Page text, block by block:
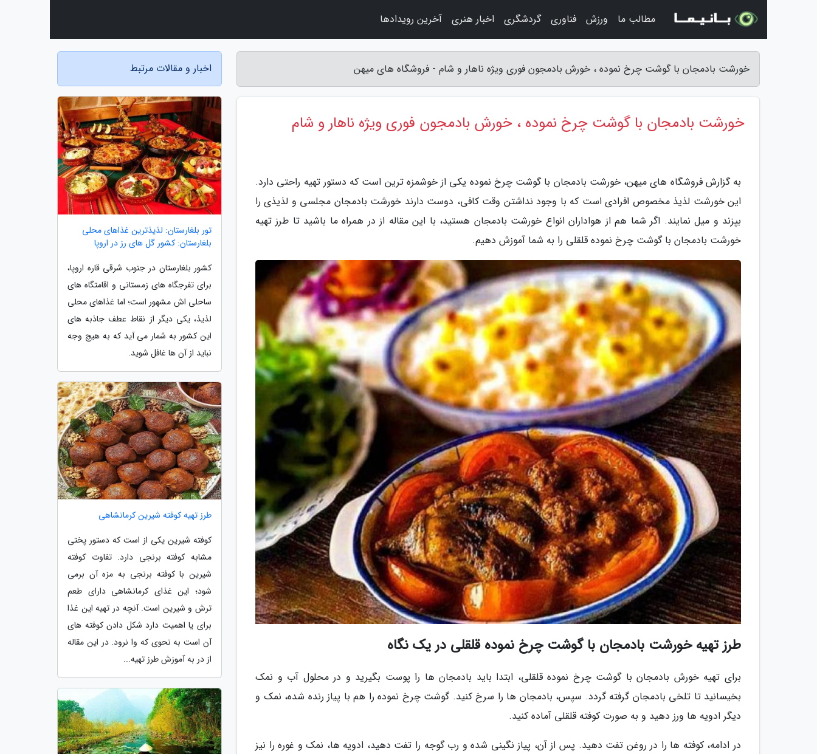
خورشت بادمجان با گوشت چرخ نموده ، خورش بادمجون فوری ویژه ناهار و شام - فروشگاه های میهن
خورشت بادمجان با گوشت چرخ نموده ، خورش بادمجون فوری ویژه ناهار و شام
به گزارش فروشگاه های میهن، خورشت بادمجان با گوشت چرخ نموده یکی از خوشمزه ترین است که دستور تهیه راحتی دارد.
این خورشت لذیذ مخصوص افرادی است که با وجود نداشتن وقت کافی، دوست دارند خورشت بادمجان مجلسی و لذیذی را
بپزند و میل نمایند. اگر شما هم از هواداران انواع خورشت بادمجان هستید، با این مقاله از در همراه ما باشید تا طرز تهیه
خورشت بادمجان با گوشت چرخ نموده قلقلی را به شما آموزش دهیم.
طرز تهیه خورشت بادمجان با گوشت چرخ نموده قلقلی در یک نگاه
برای تهیه خورش بادمجان با گوشت چرخ نموده قلقلی، ابتدا باید بادمجان ها را پوست بگیرید و در محلول آب و نمک
بخیسانید تا تلخی بادمجان گرفته گردد. سپس، بادمجان ها را سرخ کنید. گوشت چرخ نموده را هم با پیاز رنده شده، نمک و
دیگر ادویه ها ورز دهید و به صورت کوفته قلقلی آماده کنید.
در ادامه، کوفته ها را در روغن تفت دهید. پس از آن، پیاز نگینی شده و رب گوجه را تفت دهید، ادویه ها، نمک و غوره را نیز
اخبار و مقالات مرتبط
تور بلغارستان: لذیذترین غذاهای محلی
بلغارستان: کشور گل های رز در اروپا
کشور بلغارستان در جنوب شرقی قاره اروپا،
برای تفرجگاه های زمستانی و اقامتگاه های
ساحلی اش مشهور است؛ اما غذاهای محلی
لذیذ، یکی دیگر از نقاط عطف جاذبه های
این کشور به شمار می آید که به هیچ وجه
نباید از آن ها غافل شوید.
طرز تهیه کوفته شیرین کرمانشاهی
کوفته شیرین یکی از است که دستور پختی
مشابه کوفته برنجی دارد. تفاوت کوفته
شیرین با کوفته برنجی به مزه آن برمی
شود؛ این غذای کرمانشاهی دارای طعم
ترش و شیرین است. آنچه در تهیه این غذا
برای یا اهمیت دارد شکل دادن کوفته های
آن است به نحوی که وا نرود. در این مقاله
از در به آموزش طرز تهیه...
مطالب ما ورزش فناوری گردشگری اخبار هنری آخرین رویدادها